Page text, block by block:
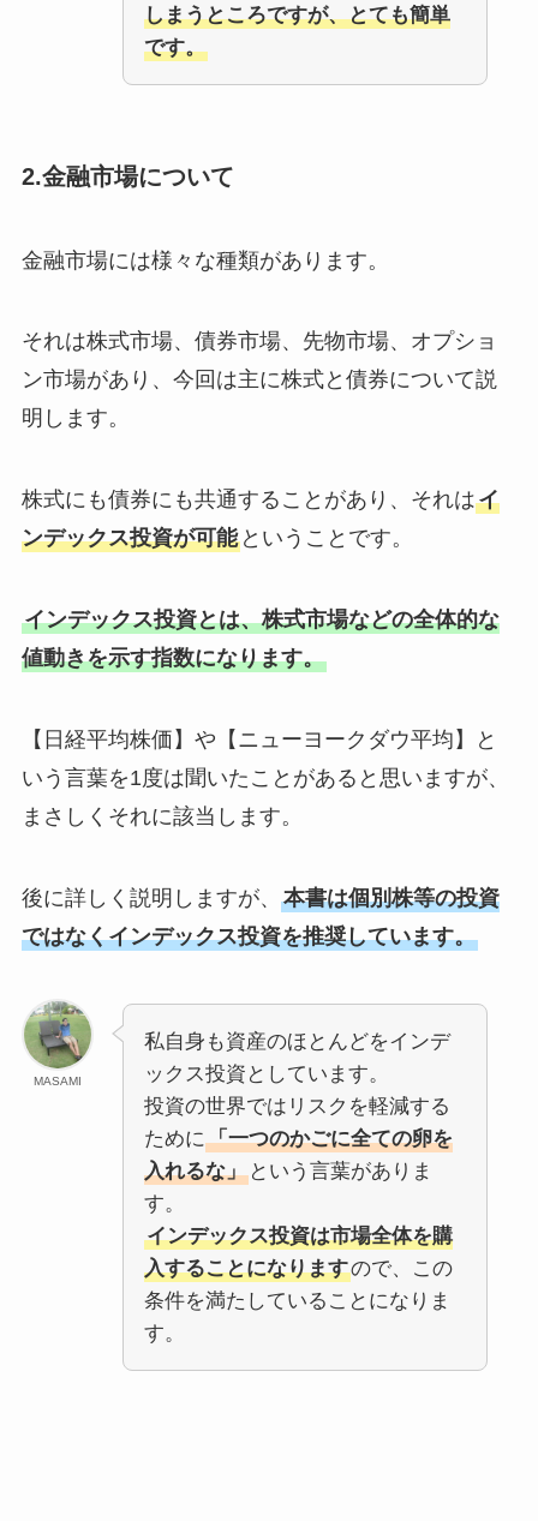
しまうところですが、とても簡単
です。
2.金融市場について
金融市場には様々な種類があります。
それは株式市場、債券市場、先物市場、オプショ
ン市場があり、今回は主に株式と債券について説
明します。
株式にも債券にも共通することがあり、それはイ
ンデックス投資が可能ということです。
インデックス投資とは、株式市場などの全体的な
値動きを示す指数になります。
【日経平均株価】や【ニューヨークダウ平均】と
いう言葉を1度は聞いたことがあると思いますが、
まさしくそれに該当します。
後に詳しく説明しますが、 本書は個別株等の投資
ではなくインデックス投資を推奨しています。
MASAMI
私自身も資産のほとんどをインデ
ックス投資としています。
投資の世界ではリスクを軽減する
ために 「一つのかごに全ての卵を
入れるな」という言葉がありま
す。
インデックス投資は市場全体を購
入することになりますので、この
条件を満たしていることになりま
す。